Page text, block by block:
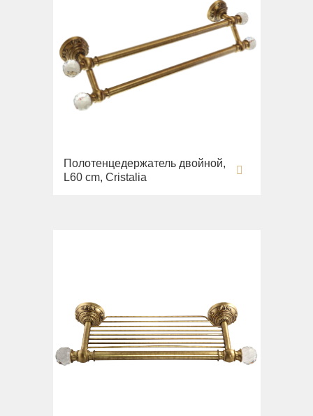
Полотенцедержатель двойной,
L60 cm, Cristalia